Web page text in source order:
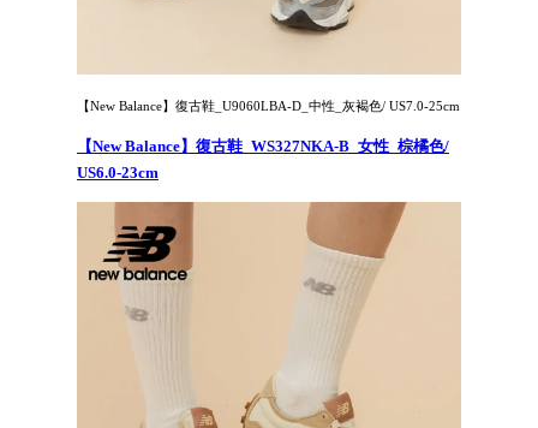
【New Balance】復古鞋_U9060LBA-D_中性_灰褐色/ US7.0-25cm
【New Balance】復古鞋_WS327NKA-B_女性_棕橘色/
US6.0-23cm